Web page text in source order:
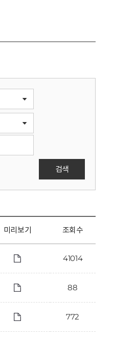
검색
미리보기 조회수
41014
88
772